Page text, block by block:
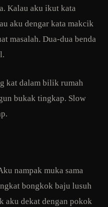
Kalau aku ikut kata
aku dengar kata makcik
masalah. Dua-dua benda
kat dalam bilik rumah
bukak tingkap. Slow
nampak muka sama
bongkok baju lusuh
aku dekat dengan pokok